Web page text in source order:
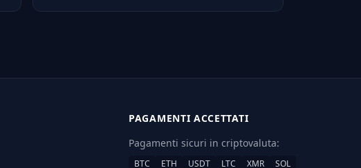
PAGAMENTI ACCETTATI
Pagamenti sicuri in criptovaluta:
BTC ETH USDT LTC XMR SOL